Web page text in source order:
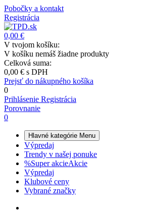
Pobočky a kontakt
Registrácia
0,00 €
V tvojom košíku:
V košíku nemáš žiadne produkty
Celková suma:
0,00 € s DPH
Prejsť do nákupného košíka
0
Prihlásenie Registrácia
Porovnanie
0
Hlavné kategórie Menu
Výpredaj
Trendy v našej ponuke
%Super akcieAkcie
Výpredaj
Klubové ceny
Vybrané značky